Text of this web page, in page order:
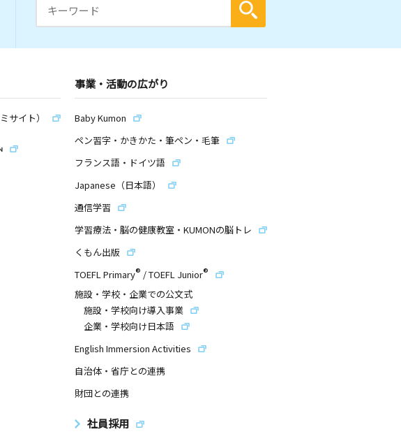
サイト）
事業・活動の広がり
Baby Kumon
ペン習字・かきかた・筆ペン・毛筆
フランス語・ドイツ語
Japanese（日本語）
通信学習
学習療法・脳の健康教室・KUMONの脳トレ
くもん出版
TOEFL Primary® /TOEFL Junior®
施設・学校・企業での公文式
施設・学校向け導入事業
企業・学校向け日本語
English Immersion Activities
自治体・省庁との連携
財団との連携
社員採用